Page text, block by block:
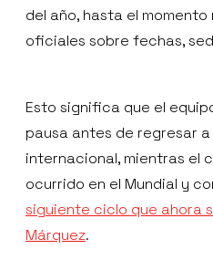
del año, hasta el momento
oficiales sobre fechas,
Esto significa que el
pausa antes de regresar
internacional, mientras el
ocurrido en el Mundial y
siguiente ciclo que ahora
Márquez.